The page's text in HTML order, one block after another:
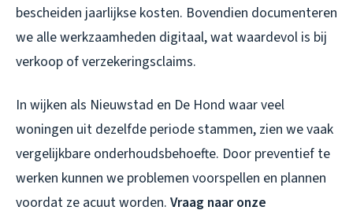
bescheiden jaarlijkse kosten. Bovendien documenteren
we alle werkzaamheden digitaal, wat waardevol is bij
verkoop of verzekeringsclaims.
In wijken als Nieuwstad en De Hond waar veel
woningen uit dezelfde periode stammen, zien we vaak
vergelijkbare onderhoudsbehoefte. Door preventief te
werken kunnen we problemen voorspellen en plannen
voordat ze acuut worden. Vraag naar onze